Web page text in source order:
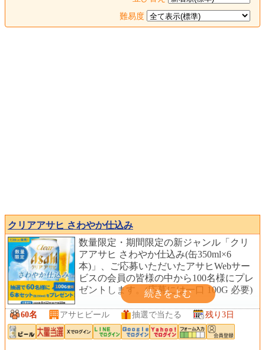
難易度
クリアアサヒ さわやか仕込み
数量限定・期間限定の新ジャンル「クリ
アアサヒ さわやか仕込み(缶350ml×6
本)」、ご応募いただいたアサヒWebサー
ビスの会員の皆様の中から100名様にプレ
ゼントします。(応募には一口 100G 必要)
60名 アサヒビール 抽選で当たる 残り3日